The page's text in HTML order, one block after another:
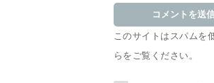
このサイトはスパムを
らをご覧ください。